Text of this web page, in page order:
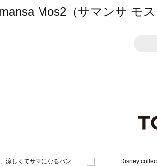
Mos2（サマンサ モ